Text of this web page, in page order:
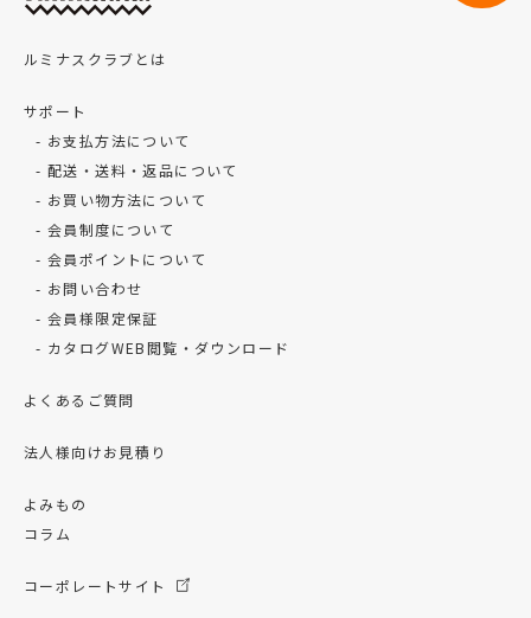
ルミナスクラブとは
サポート
お支払方法について
配送・送料・返品について
お買い物方法について
会員制度について
会員ポイントについて
お問い合わせ
会員様限定保証
カタログWEB閲覧・ダウンロード
よくあるご質問
法人様向けお見積り
よみもの
コラム
コーポレートサイト